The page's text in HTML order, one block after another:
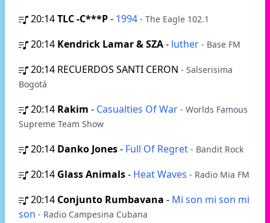
20:14TLC -C***P- 1994 - The Eagle 102.1
20:14 Kendrick Lamar & SZA- luther - Base FM
20:14 RECUERDOS SANTI CERON - Salserisima
Bogotá
20:14 Rakim - Casualties Of War - Worlds Famous
Supreme Team Show
20:14 Danko Jones- Full Of Regret - Bandit Rock
20:14 Glass Animals- Heat Waves - Radio Mia FM
20:14 Conjunto Rumbavana - Mi son mi son mi
son - Radio Campesina Cubana